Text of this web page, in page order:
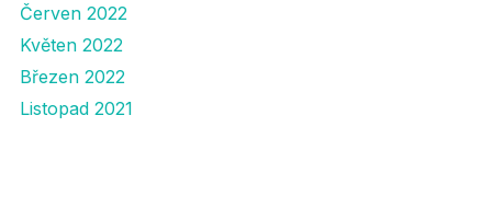
Červen 2022
Květen 2022
Březen 2022
Listopad 2021